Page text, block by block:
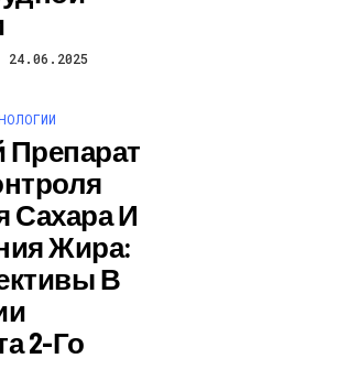
24.06.2025
Сахара И
Жира:
В
2-Го